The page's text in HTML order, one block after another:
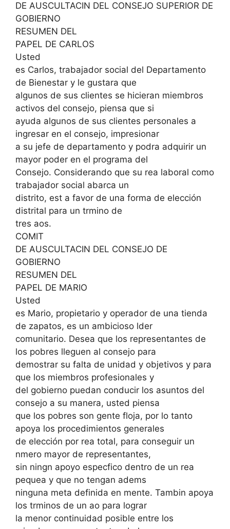
DE AUSCULTACIN DEL CONSEJO SUPERIOR DE
GOBIERNO
RESUMEN DEL
PAPEL DE CARLOS
Usted
es Carlos, trabajador social del Departamento
de Bienestar y le gustara que
algunos de sus clientes se hicieran miembros
activos del consejo, piensa que si
ayuda algunos de sus clientes personales a
ingresar en el consejo, impresionar
a su jefe de departamento y podra adquirir un
mayor poder en el programa del
Consejo. Considerando que su rea laboral como
trabajador social abarca un
distrito, est a favor de una forma de elección
distrital para un trmino de
tres aos.
COMIT
DE AUSCULTACIN DEL CONSEJO DE
GOBIERNO
RESUMEN DEL
PAPEL DE MARIO
Usted
es Mario, propietario y operador de una tienda
de zapatos, es un ambicioso lder
comunitario. Desea que los representantes de
los pobres lleguen al consejo para
demostrar su falta de unidad y objetivos y para
que los miembros profesionales y
del gobierno puedan conducir los asuntos del
consejo a su manera, usted piensa
que los pobres son gente floja, por lo tanto
apoya los procedimientos generales
de elección por rea total, para conseguir un
nmero mayor de representantes,
sin ningn apoyo especfico dentro de un rea
pequea y que no tengan adems
ninguna meta definida en mente. Tambin apoya
los trminos de un ao para lograr
la menor continuidad posible entre los